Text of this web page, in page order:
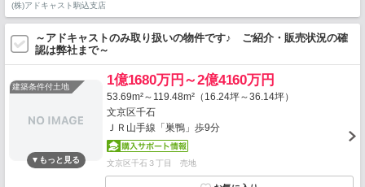
(株)アドキャスト駒込支店
～アドキャストのみ取り扱いの物件です♪ ご紹介・販売状況の確
認は弊社まで～
建築条件付土地 1億1680万円～2億4160万円
53.69m²～119.48m²（16.24坪～36.14坪）
文京区千石
ＪＲ山手線「巣鴨」歩9分
文京区千石３丁目 売地